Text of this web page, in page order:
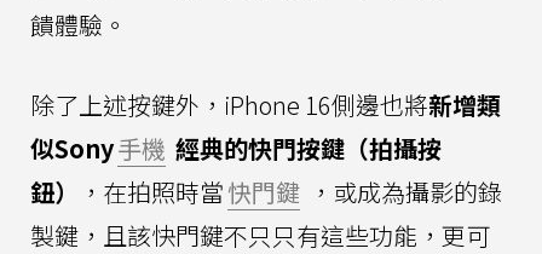
饋體驗。
除了上述按鍵外，iPhone 16側邊也將新增類
似Sony手機 經典的快門按鍵（拍攝按
鈕）
，在拍照時當快門鍵 ，或成為攝影的錄
製鍵，且該快門鍵不只只有這些功能，更可